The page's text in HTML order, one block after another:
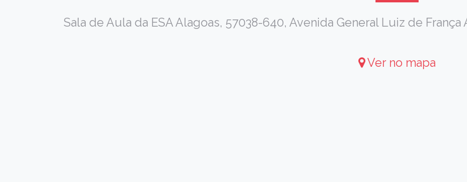
Sala de Aula da ESA Alagoas, 57038-640, Avenida General Luiz de
Ver no mapa